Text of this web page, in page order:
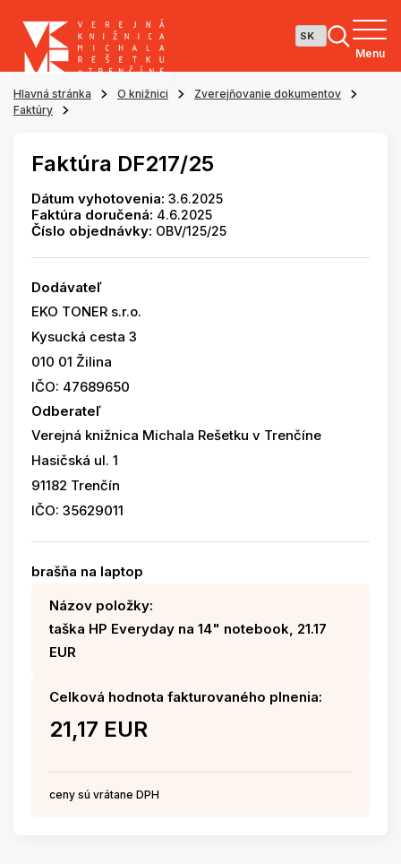
Menu
Hlavná stránka O knižnici
Zverejňovanie dokumentov
Faktúry
Faktúra DF217/25
Dátum vyhotovenia: 3.6.2025
Faktúra doručená: 4.6.2025
Číslo objednávky: OBV/125/25
Dodávateľ
EKO TONER s.r.o.
Kysucká cesta 3
010 01 Žilina
IČO: 47689650
Odberateľ
Verejná knižnica Michala Rešetku v Trenčíne
Hasičská ul. 1
91182 Trenčín
IČO: 35629011
brašňa na laptop
Názov položky:
taška HP Everyday na 14" notebook, 21.17
EUR
Celková hodnota fakturovaného plnenia:
21,17 EUR
ceny sú vrátane DPH